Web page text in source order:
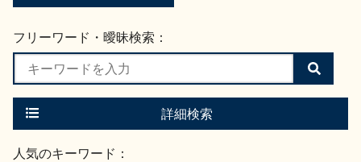
フリーワード・曖昧検索：
検
索
す
詳細検索
人気のキーワード：